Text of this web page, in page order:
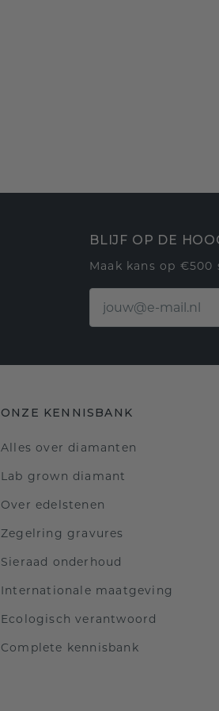
BLIJF OP DE
Maak kans op €500
ONZE KENNISBANK
Alles over diamanten
Lab grown diamant
Over edelstenen
Zegelring gravures
Sieraad onderhoud
Internationale maatgeving
Ecologisch verantwoord
Complete kennisbank